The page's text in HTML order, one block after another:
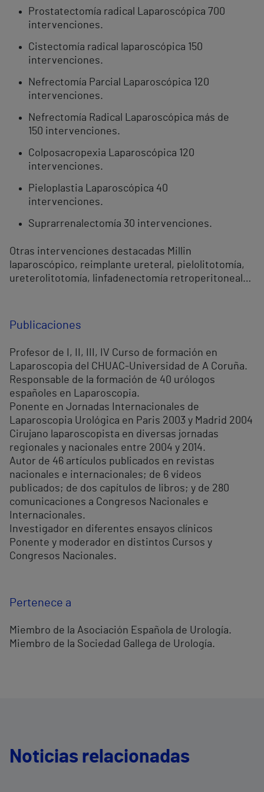
Prostatectomía radical Laparoscópica 700
intervenciones.
Cistectomía radical laparoscópica 150
intervenciones.
Nefrectomía Parcial Laparoscópica 120
intervenciones.
Nefrectomía Radical Laparoscópica más de
150 intervenciones.
Colposacropexia Laparoscópica 120
intervenciones.
Pieloplastia Laparoscópica 40
intervenciones.
Suprarrenalectomía 30 intervenciones.
Otras intervenciones destacadas Millin
laparoscópico, reimplante ureteral, pielolitotomía,
ureterolitotomía, linfadenectomía retroperitoneal…
Publicaciones
Profesor de I, II, III, IV Curso de formación en
Laparoscopia del CHUAC-Universidad de A Coruña.
Responsable de la formación de 40 urólogos
españoles en Laparoscopia.
Ponente en Jornadas Internacionales de
Laparoscopia Urológica en Paris 2003 y Madrid 2004
Cirujano laparoscopista en diversas jornadas
regionales y nacionales entre 2004 y 2014.
Autor de 46 artículos publicados en revistas
nacionales e internacionales; de 6 vídeos
publicados; de dos capítulos de libros; y de 280
comunicaciones a Congresos Nacionales e
Internacionales.
Investigador en diferentes ensayos clínicos
Ponente y moderador en distintos Cursos y
Congresos Nacionales.
Pertenece a
Miembro de la Asociación Española de Urología.
Miembro de la Sociedad Gallega de Urología.
Noticias relacionadas